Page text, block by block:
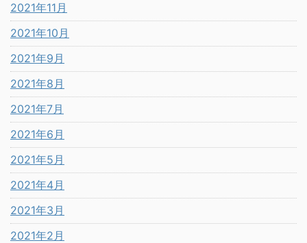
2021年11月
2021年10月
2021年9月
2021年8月
2021年7月
2021年6月
2021年5月
2021年4月
2021年3月
2021年2月